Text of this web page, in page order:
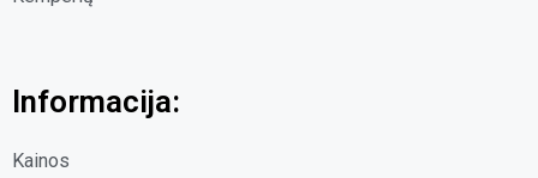
Informacija:
Kainos